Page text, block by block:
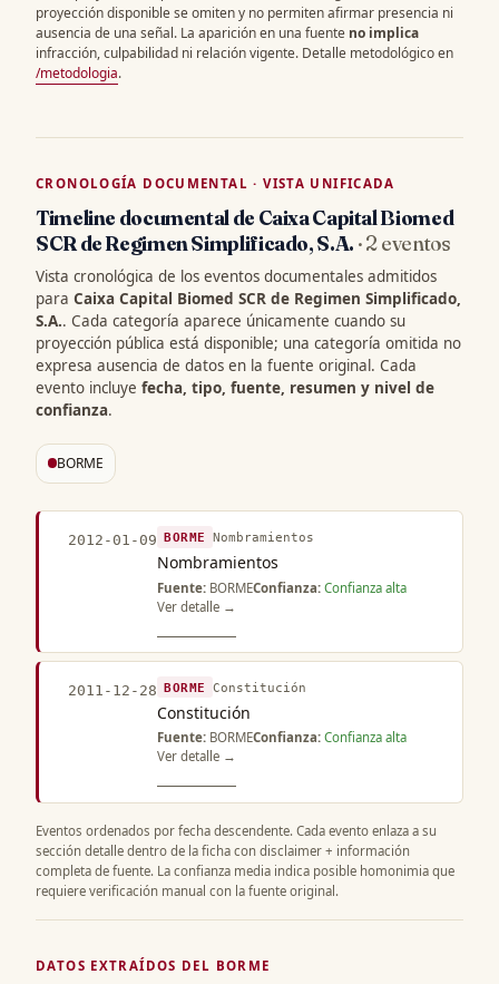
proyección disponible se omiten y no permiten afirmar presencia ni
ausencia de una señal. La aparición en una fuente no implica
infracción, culpabilidad ni relación vigente. Detalle metodológico en
/metodologia.
CRONOLOGÍA DOCUMENTAL · VISTA UNIFICADA
Timeline documental de Caixa Capital Biomed
SCR de Regimen Simplificado, S.A. · 2 eventos
Vista cronológica de los eventos documentales admitidos
para Caixa Capital Biomed SCR de Regimen Simplificado,
S.A.. Cada categoría aparece únicamente cuando su
proyección pública está disponible; una categoría omitida no
expresa ausencia de datos en la fuente original. Cada
evento incluye fecha, tipo, fuente, resumen y nivel de
confianza.
BORME
2012-01-09 BORME Nombramientos
Nombramientos
Fuente: BORMEConfianza: Confianza alta
Ver detalle →
2011-12-28 BORME Constitución
Constitución
Fuente: BORMEConfianza: Confianza alta
Ver detalle →
Eventos ordenados por fecha descendente. Cada evento enlaza a su
sección detalle dentro de la ficha con disclaimer + información
completa de fuente. La confianza media indica posible homonimia que
requiere verificación manual con la fuente original.
DATOS EXTRAÍDOS DEL BORME